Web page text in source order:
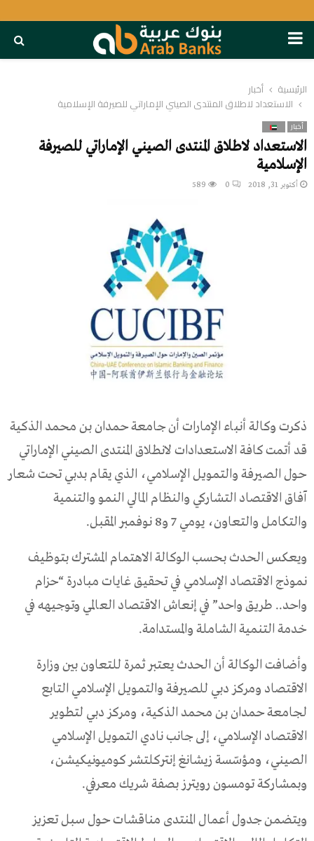
PRIMARY
MENU
الرئيسية
أخبار
الاستعداد لاطلاق المنتدى الصيني الإماراتي للصيرفة الإسلامية
أخبار
الاستعداد لاطلاق المنتدى الصيني الإماراتي للصيرفة
الإسلامية
أكتوبر 31, 2018 0
589
ذكرت وكالة أنباء الإمارات أن جامعة حمدان بن محمد الذكية
قد أتمت كافة الاستعدادات لانطلاق المنتدى الصيني الإماراتي
حول الصيرفة والتمويل الإسلامي، الذي يقام بدبي تحت شعار
آفاق الاقتصاد التشاركي والنظام المالي النمو والتنمية
والتكامل والتعاون، يومي 7 و8 نوفمبر المقبل.
ويعكس الحدث بحسب الوكالة الاهتمام المشترك بتوظيف
نموذج الاقتصاد الإسلامي في تحقيق غايات مبادرة “حزام
واحد.. طريق واحد” في إنعاش الاقتصاد العالمي وتوجيهه في
خدمة التنمية الشاملة والمستدامة.
وأضافت الوكالة أن الحدث يعتبر ثمرة للتعاون بين وزارة
الاقتصاد ومركز دبي للصيرفة والتمويل الإسلامي التابع
لجامعة حمدان بن محمد الذكية، ومركز دبي لتطوير
الاقتصاد الإسلامي، إلى جانب نادي التمويل الإسلامي
الصيني، ومؤسّسة زيشانغ إنتركلتشر كوميونيكيشن،
وبمشاركة تومسون رويترز بصفة شريك معرفي.
ويتضمن جدول أعمال المنتدى مناقشات حول سبل تعزيز